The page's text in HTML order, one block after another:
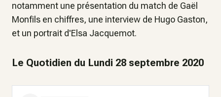
notamment une présentation du match de Gaël
Monfils en chiffres, une interview de Hugo Gaston,
et un portrait d'Elsa Jacquemot.
Le Quotidien du Lundi 28 septembre 2020